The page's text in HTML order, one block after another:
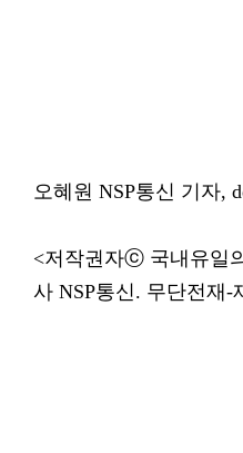
오혜원 NSP통신 기자,
<저작권자ⓒ 국내유일
사 NSP통신. 무단전재-